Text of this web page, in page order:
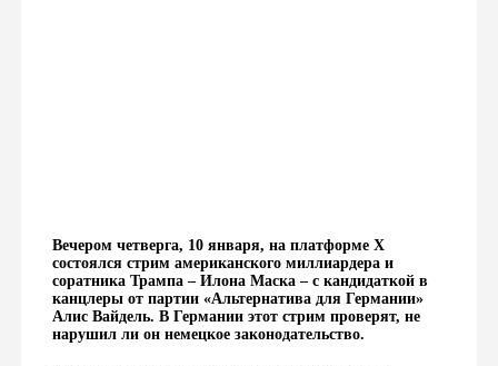
Вечером четверга, 10 января, на платформе X
состоялся стрим американского миллиардера и
соратника Трампа – Илона Маска – с кандидаткой в
канцлеры от партии «Альтернатива для Германии»
Алис Вайдель. В Германии этот стрим проверят, не
нарушил ли он немецкое законодательство.